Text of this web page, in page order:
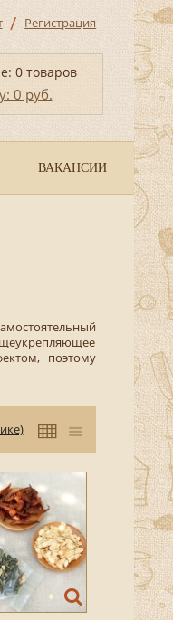
/ Регистрация
0 товаров
0 руб.
ВАКАНСИИ
поэтому